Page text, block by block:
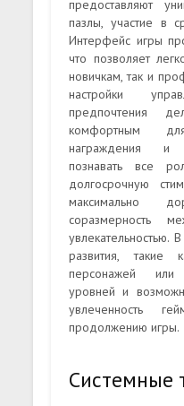
предоставляют
пазлы, участие в
Интерфейс игры
что позволяет
новичкам, так и
настройки
предпочтения
комфортным
награждения и
познавать все
долгосрочную
максимально
соразмерность
увлекательностью.
развития, такие
персонажей или
уровней и
увлеченность
продолжению игры.
Системные